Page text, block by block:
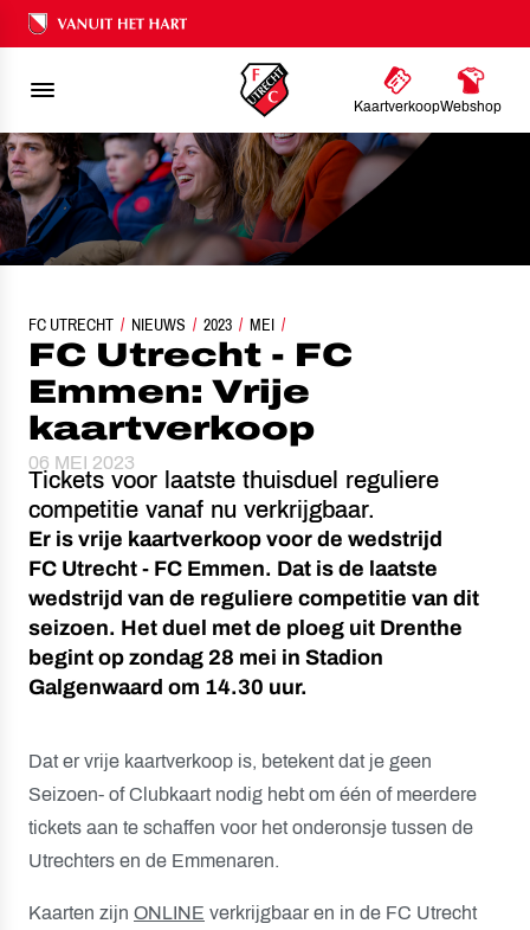
Ons nalatenschap
KaartverkoopWebshop
FC UTRECHT NIEUWS 2023 MEI
FC UTRECHT - FC EMMEN: VRIJE KAARTVERKOOP
FC Utrecht - FC
Emmen: Vrije
kaartverkoop
06 MEI 2023
Tickets voor laatste thuisduel reguliere
competitie vanaf nu verkrijgbaar.
Er is vrije kaartverkoop voor de wedstrijd
FC Utrecht - FC Emmen. Dat is de laatste
wedstrijd van de reguliere competitie van dit
seizoen. Het duel met de ploeg uit Drenthe
begint op zondag 28 mei in Stadion
Galgenwaard om 14.30 uur.
Dat er vrije kaartverkoop is, betekent dat je geen
Seizoen- of Clubkaart nodig hebt om één of meerdere
tickets aan te schaffen voor het onderonsje tussen de
Utrechters en de Emmenaren.
Kaarten zijn ONLINE verkrijgbaar en in de FC Utrecht